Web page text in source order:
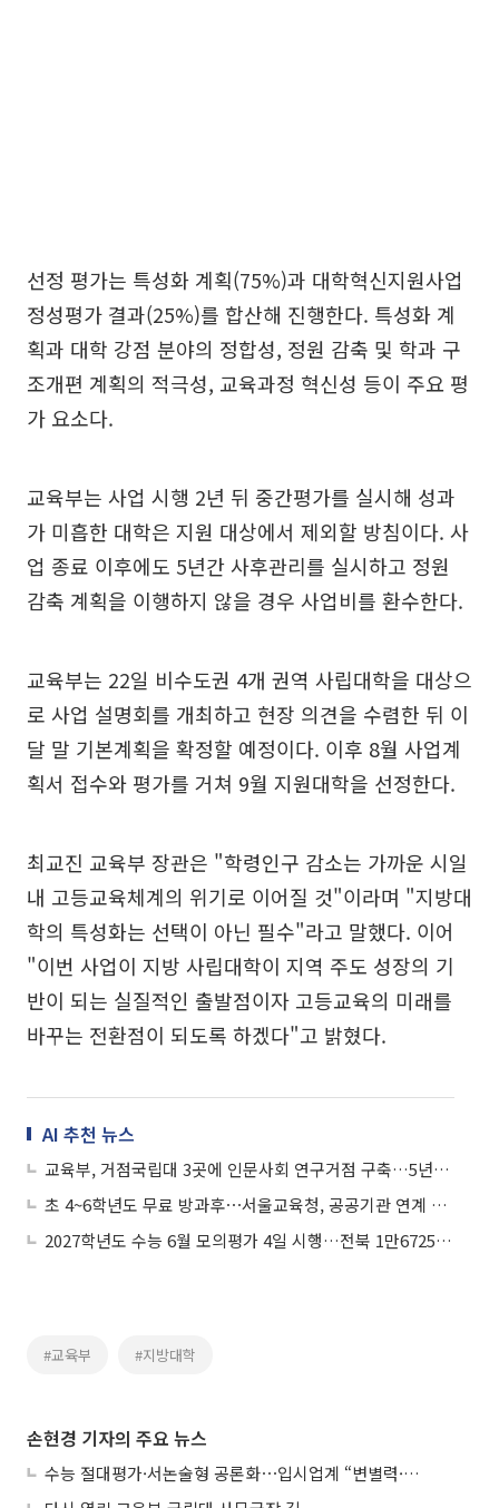
선정 평가는 특성화 계획(75%)과 대학혁신지원사업
정성평가 결과(25%)를 합산해 진행한다. 특성화 계
획과 대학 강점 분야의 정합성, 정원 감축 및 학과 구
조개편 계획의 적극성, 교육과정 혁신성 등이 주요 평
가 요소다.
교육부는 사업 시행 2년 뒤 중간평가를 실시해 성과
가 미흡한 대학은 지원 대상에서 제외할 방침이다. 사
업 종료 이후에도 5년간 사후관리를 실시하고 정원
감축 계획을 이행하지 않을 경우 사업비를 환수한다.
교육부는 22일 비수도권 4개 권역 사립대학을 대상으
로 사업 설명회를 개최하고 현장 의견을 수렴한 뒤 이
달 말 기본계획을 확정할 예정이다. 이후 8월 사업계
획서 접수와 평가를 거쳐 9월 지원대학을 선정한다.
최교진 교육부 장관은 "학령인구 감소는 가까운 시일
내 고등교육체계의 위기로 이어질 것"이라며 "지방대
학의 특성화는 선택이 아닌 필수"라고 말했다. 이어
"이번 사업이 지방 사립대학이 지역 주도 성장의 기
반이 되는 실질적인 출발점이자 고등교육의 미래를
바꾸는 전환점이 되도록 하겠다"고 밝혔다.
AI 추천 뉴스
교육부, 거점국립대 3곳에 인문사회 연구거점 구축…5년간 대학당 200억 지원
초 4~6학년도 무료 방과후⋯서울교육청, 공공기관 연계 프로그램 확대
2027학년도 수능 6월 모의평가 4일 시행…전북 1만6725명 응시
#교육부 #지방대학
손현경 기자의 주요 뉴스
수능 절대평가·서논술형 공론화⋯입시업계 “변별력·사교육 대책 먼저”